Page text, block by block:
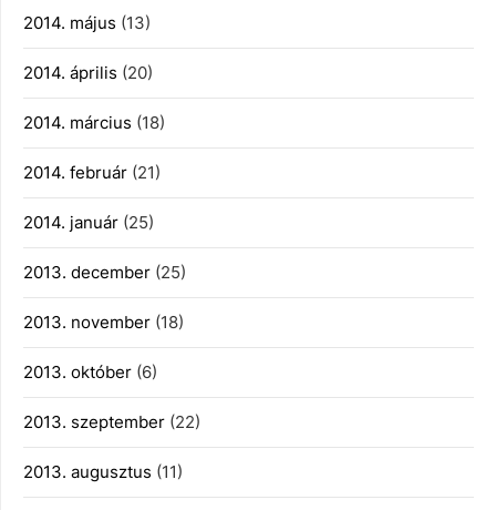
2014. május (13)
2014. április (20)
2014. március (18)
2014. február (21)
2014. január (25)
2013. december (25)
2013. november (18)
2013. október (6)
2013. szeptember (22)
2013. augusztus (11)